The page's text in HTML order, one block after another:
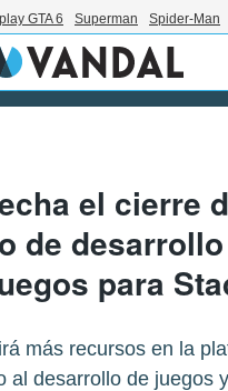
GTA 6 Superman Spider-Man
el cierre
de
para
más recursos en la
al desarrollo de juegos